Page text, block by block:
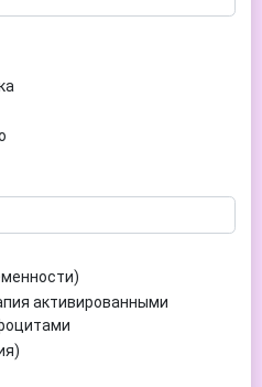
активированными